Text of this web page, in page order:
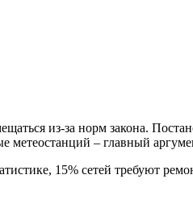
из-за норм закона.
– главный
15% сетей требуют